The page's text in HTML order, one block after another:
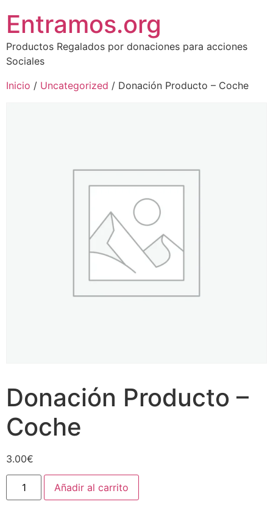
Entramos.org
Productos Regalados por donaciones para acciones
Sociales
Inicio / Uncategorized / Donación Producto – Coche
Donación Producto –
Coche
3.00€
Añadir al carrito